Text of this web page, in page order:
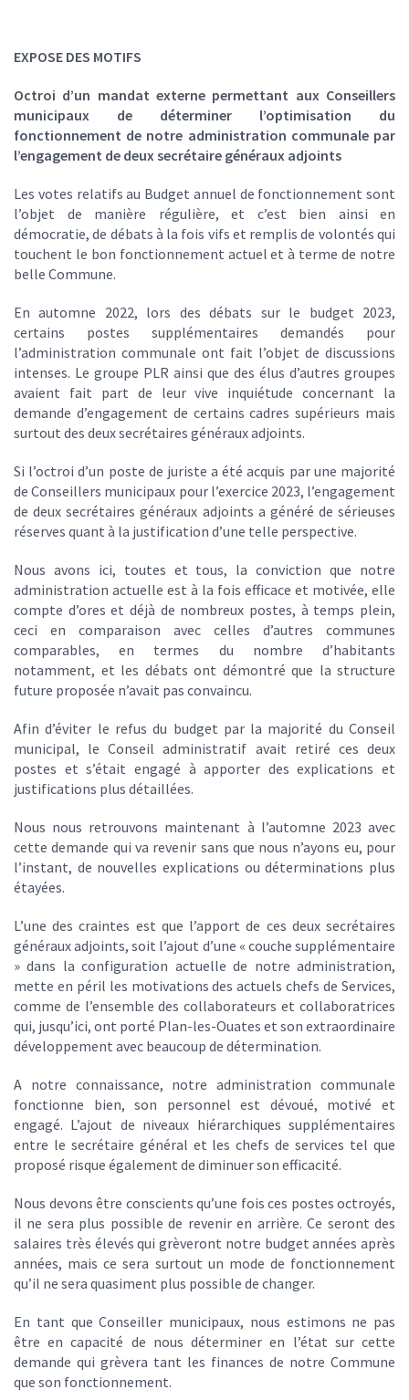
EXPOSE DES MOTIFS
Octroi d’un mandat externe permettant aux Conseillers
municipaux de déterminer l’optimisation du
fonctionnement de notre administration communale par
l’engagement de deux secrétaire généraux adjoints
Les votes relatifs au Budget annuel de fonctionnement sont
l’objet de manière régulière, et c’est bien ainsi en
démocratie, de débats à la fois vifs et remplis de volontés qui
touchent le bon fonctionnement actuel et à terme de notre
belle Commune.
En automne 2022, lors des débats sur le budget 2023,
certains postes supplémentaires demandés pour
l’administration communale ont fait l’objet de discussions
intenses. Le groupe PLR ainsi que des élus d’autres groupes
avaient fait part de leur vive inquiétude concernant la
demande d’engagement de certains cadres supérieurs mais
surtout des deux secrétaires généraux adjoints.
Si l’octroi d’un poste de juriste a été acquis par une majorité
de Conseillers municipaux pour l’exercice 2023, l’engagement
de deux secrétaires généraux adjoints a généré de sérieuses
réserves quant à la justification d’une telle perspective.
Nous avons ici, toutes et tous, la conviction que notre
administration actuelle est à la fois efficace et motivée, elle
compte d’ores et déjà de nombreux postes, à temps plein,
ceci en comparaison avec celles d’autres communes
comparables, en termes du nombre d’habitants
notamment, et les débats ont démontré que la structure
future proposée n’avait pas convaincu.
Afin d’éviter le refus du budget par la majorité du Conseil
municipal, le Conseil administratif avait retiré ces deux
postes et s’était engagé à apporter des explications et
justifications plus détaillées.
Nous nous retrouvons maintenant à l’automne 2023 avec
cette demande qui va revenir sans que nous n’ayons eu, pour
l’instant, de nouvelles explications ou déterminations plus
étayées.
L’une des craintes est que l’apport de ces deux secrétaires
généraux adjoints, soit l’ajout d’une « couche supplémentaire
» dans la configuration actuelle de notre administration,
mette en péril les motivations des actuels chefs de Services,
comme de l’ensemble des collaborateurs et collaboratrices
qui, jusqu’ici, ont porté Plan-les-Ouates et son extraordinaire
développement avec beaucoup de détermination.
A notre connaissance, notre administration communale
fonctionne bien, son personnel est dévoué, motivé et
engagé. L’ajout de niveaux hiérarchiques supplémentaires
entre le secrétaire général et les chefs de services tel que
proposé risque également de diminuer son efficacité.
Nous devons être conscients qu’une fois ces postes octroyés,
il ne sera plus possible de revenir en arrière. Ce seront des
salaires très élevés qui grèveront notre budget années après
années, mais ce sera surtout un mode de fonctionnement
qu’il ne sera quasiment plus possible de changer.
En tant que Conseiller municipaux, nous estimons ne pas
être en capacité de nous déterminer en l’état sur cette
demande qui grèvera tant les finances de notre Commune
que son fonctionnement.